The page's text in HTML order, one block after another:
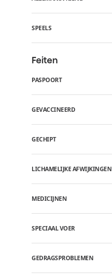
SPEELS
Feiten
PASPOORT
GEVACCINEERD
GECHIPT
LICHAMELIJKE AFWIJKINGEN
MEDICIJNEN
SPECIAAL VOER
GEDRAGSPROBLEMEN